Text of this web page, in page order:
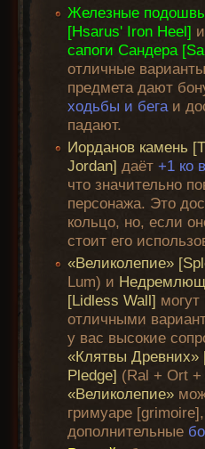
Железные
[Hsarus' Iron Heel]
сапоги Сандера
отличные
предмета дают
ходьбы и бегаи
падают.
Иорданов камень
Jordan] даёт+1 ко
что значительно
персонажа. Это
кольцо, но, если
стоит его
«Великолепие»
Lum) и
[Lidless Wall]
отличными
у вас высокие
«Клятвы Древних»
Pledge] (Ral + Ort +
«Великолепие»
гримуаре
дополнительные